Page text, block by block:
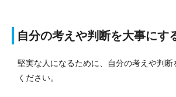
自分の考えや判断を大事にす
堅実な人になるために、自分の考えや判断
ください。